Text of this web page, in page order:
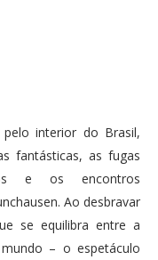
interior do Brasil,
fantásticas, as fugas
e os encontros
Ao desbravar
se equilibra entre a
– o espetáculo